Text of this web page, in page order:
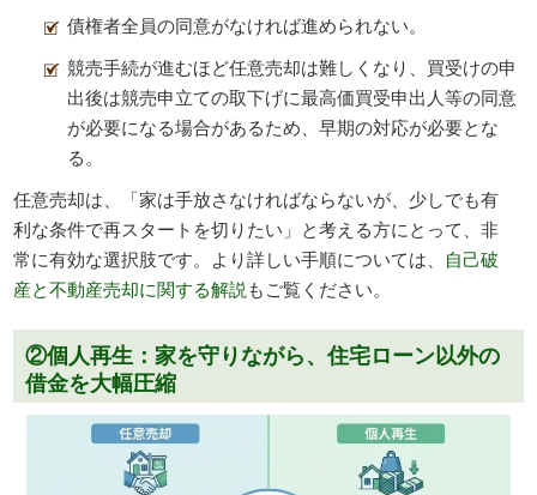
債権者全員の同意がなければ進められない。
競売手続が進むほど任意売却は難しくなり、買受けの申
出後は競売申立ての取下げに最高価買受申出人等の同意
が必要になる場合があるため、早期の対応が必要とな
る。
任意売却は、「家は手放さなければならないが、少しでも有
利な条件で再スタートを切りたい」と考える方にとって、非
常に有効な選択肢です。より詳しい手順については、 自己破
産と不動産売却に関する解説 もご覧ください。
②個人再生：家を守りながら、住宅ローン以外の
借金を大幅圧縮